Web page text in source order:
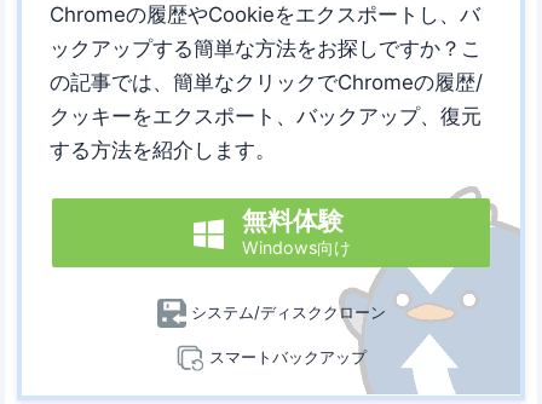
Chromeの履歴やCookieをエクスポートし、バ
ックアップする簡単な方法をお探しですか？こ
の記事では、簡単なクリックでChromeの履歴/
クッキーをエクスポート、バックアップ、復元
する方法を紹介します。
 無料体験
Windows向け
システム/ディスククローン
スマートバックアップ